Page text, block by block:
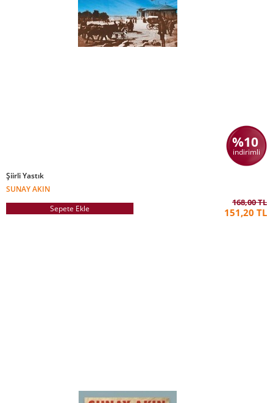
%10
indirimli
Şiirli Yastık
SUNAY AKIN
Sepete Ekle
168,00 TL
151,20 TL